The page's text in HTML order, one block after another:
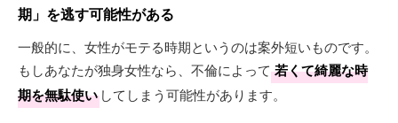
期」を逃す可能性がある
一般的に、女性がモテる時期というのは案外短いものです。
もしあなたが独身女性なら、不倫によって 若くて綺麗な時
期を無駄使い してしまう可能性があります。